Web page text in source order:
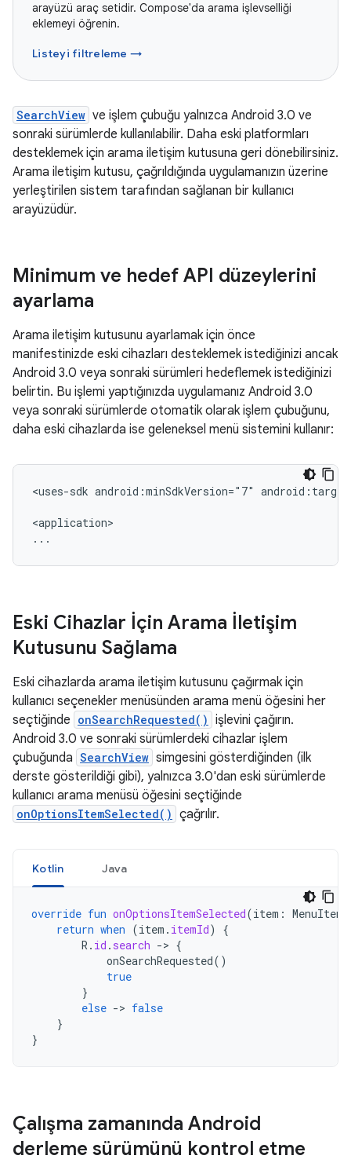
arayüzü araç setidir. Compose'da arama işlevselliği
eklemeyi öğrenin.
Listeyi filtreleme →
SearchView ve işlem çubuğu yalnızca Android 3.0 ve
sonraki sürümlerde kullanılabilir. Daha eski platformları
desteklemek için arama iletişim kutusuna geri dönebilirsiniz.
Arama iletişim kutusu, çağrıldığında uygulamanızın üzerine
yerleştirilen sistem tarafından sağlanan bir kullanıcı
arayüzüdür.
Minimum ve hedef API düzeylerini
ayarlama
Arama iletişim kutusunu ayarlamak için önce
manifestinizde eski cihazları desteklemek istediğinizi ancak
Android 3.0 veya sonraki sürümleri hedeflemek istediğinizi
belirtin. Bu işlemi yaptığınızda uygulamanız Android 3.0
veya sonraki sürümlerde otomatik olarak işlem çubuğunu,
daha eski cihazlarda ise geleneksel menü sistemini kullanır:
<uses-sdk android:minSdkVersion="7"
<application>
...
Eski Cihazlar İçin Arama İletişim
Kutusunu Sağlama
Eski cihazlarda arama iletişim kutusunu çağırmak için
kullanıcı seçenekler menüsünden arama menü öğesini her
seçtiğinde onSearchRequested() işlevini çağırın.
Android 3.0 ve sonraki sürümlerdeki cihazlar işlem
çubuğunda SearchView simgesini gösterdiğinden (ilk
derste gösterildiği gibi), yalnızca 3.0'dan eski sürümlerde
kullanıcı arama menüsü öğesini seçtiğinde
onOptionsItemSelected() çağrılır.
Kotlin Java
override fun onOptionsItemSelected(item : MenuItem
return when (item . itemId)
{
R . id . search -> {
onSearchRequested()
true
}
else -> false
}
}
Çalışma zamanında Android
derleme sürümünü kontrol etme